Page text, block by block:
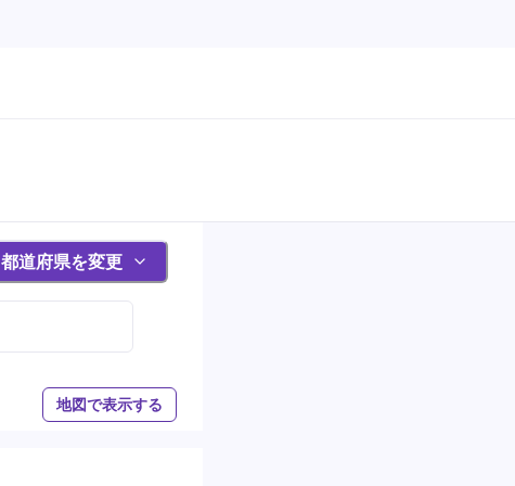
都道府県を変更
地図で表示する